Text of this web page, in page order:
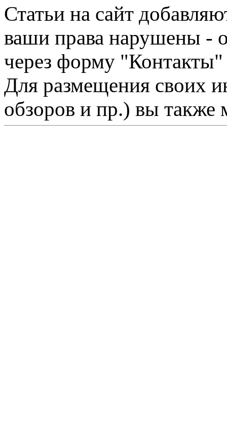
Статьи на сайт
ваши права нарушены -
через форму "Контакты"
Для размещения своих
обзоров и пр.) вы также